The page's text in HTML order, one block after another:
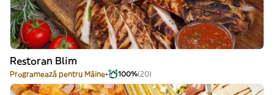
Restoran Blim
Programează pentru Mâine 100%(20)